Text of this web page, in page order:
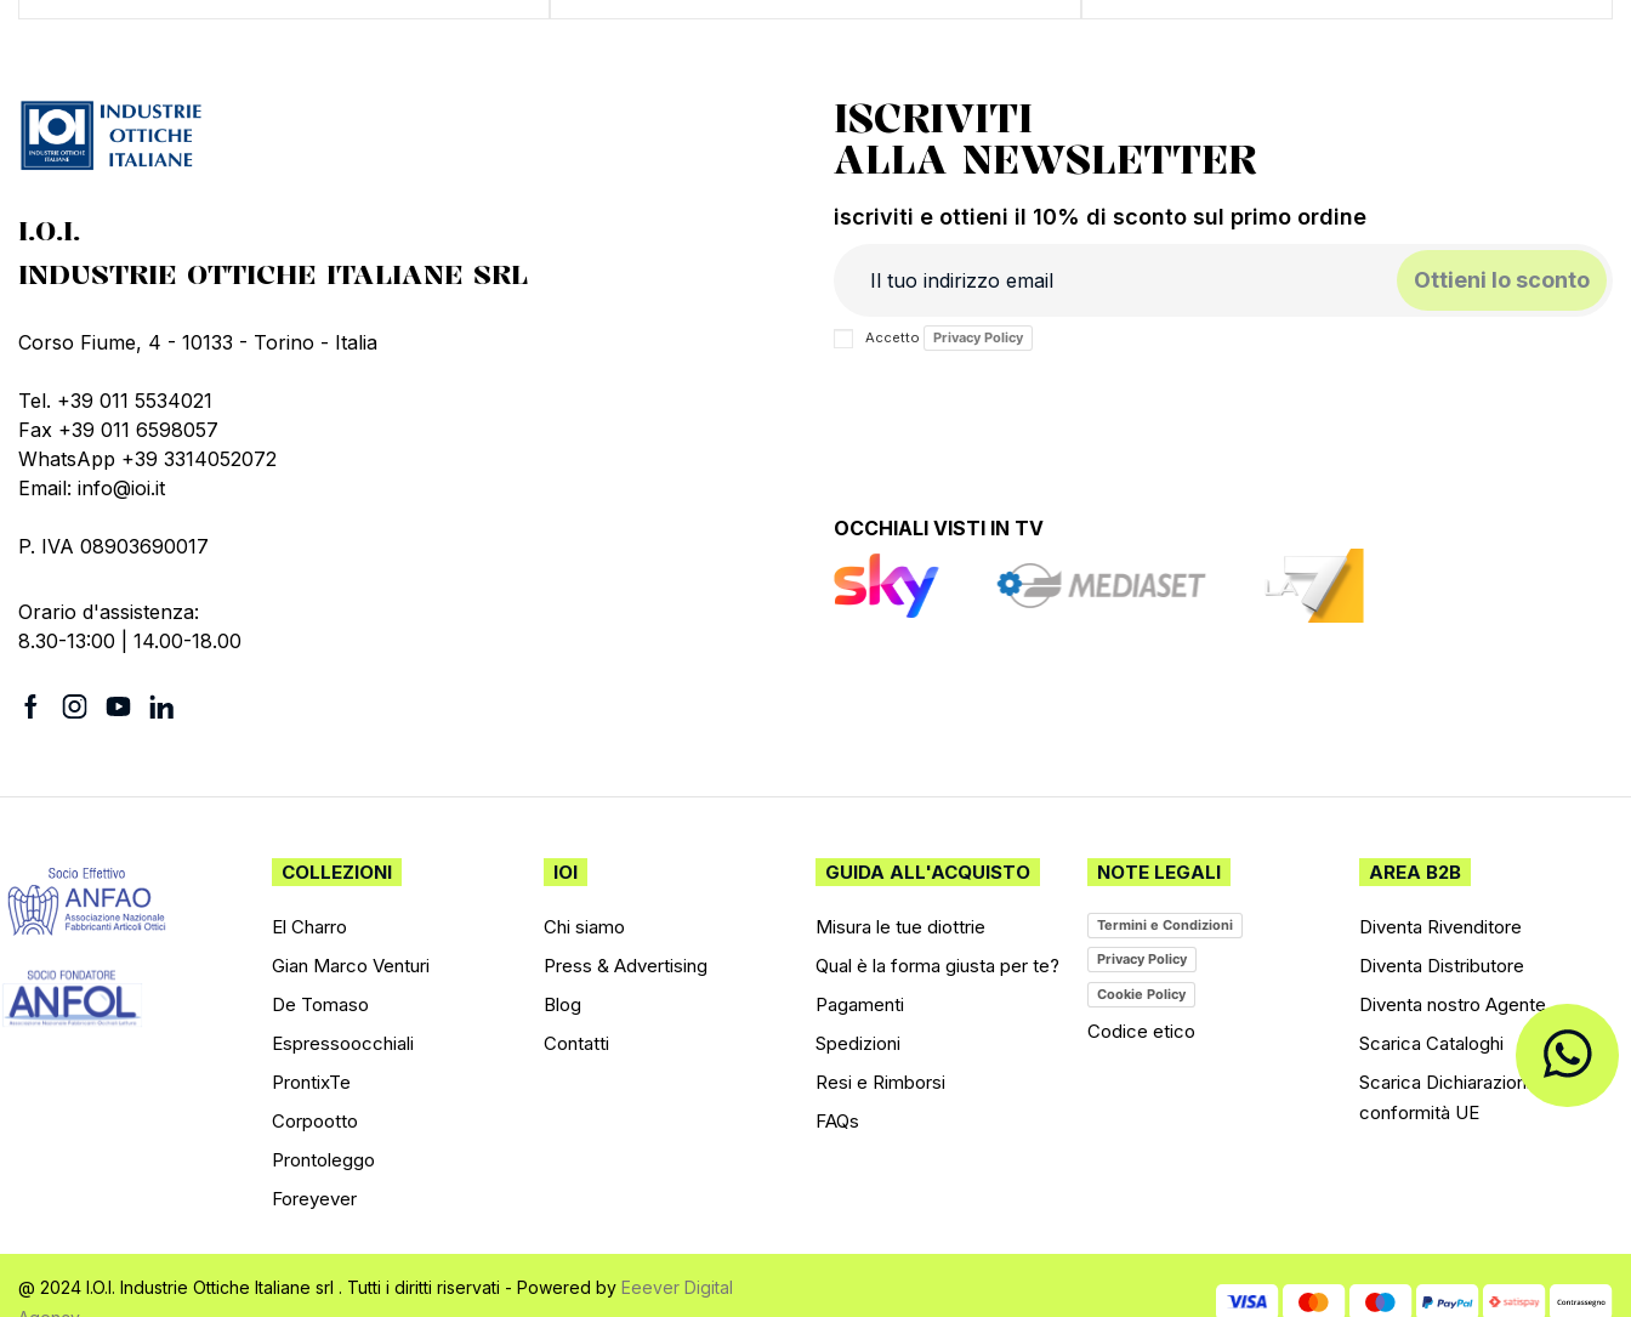
I.O.I.
INDUSTRIE OTTICHE ITALIANE SRL
Corso Fiume, 4 - 10133 - Torino - Italia
Tel. +39 011 5534021
Fax +39 011 6598057
WhatsApp +39 3314052072
Email: info@ioi.it
P. IVA 08903690017
Orario d'assistenza:
8.30-13:00 | 14.00-18.00
ISCRIVITI
ALLA NEWSLETTER
iscriviti e ottieni il 10% di sconto sul primo ordine
Ottieni lo sconto
Accetto Privacy Policy
OCCHIALI VISTI IN TV
COLLEZIONI
El Charro
Gian Marco Venturi
De Tomaso
Espressoocchiali
ProntixTe
Corpootto
Prontoleggo
Foreyever
IOI
Chi siamo
Press & Advertising
Blog
Contatti
GUIDA ALL'ACQUISTO
Misura le tue diottrie
Qual è la forma giusta per te?
Pagamenti
Spedizioni
Resi e Rimborsi
FAQs
NOTE LEGALI
Termini e Condizioni
Privacy Policy
Cookie Policy
Codice etico
AREA B2B
Diventa Rivenditore
Diventa Distributore
Diventa nostro Agente
Scarica Cataloghi
Scarica Dichiarazioni di
conformità UE
@ 2024 I.O.I. Industrie Ottiche Italiane srl . Tutti i diritti riservati - Powered by Eeever Digital